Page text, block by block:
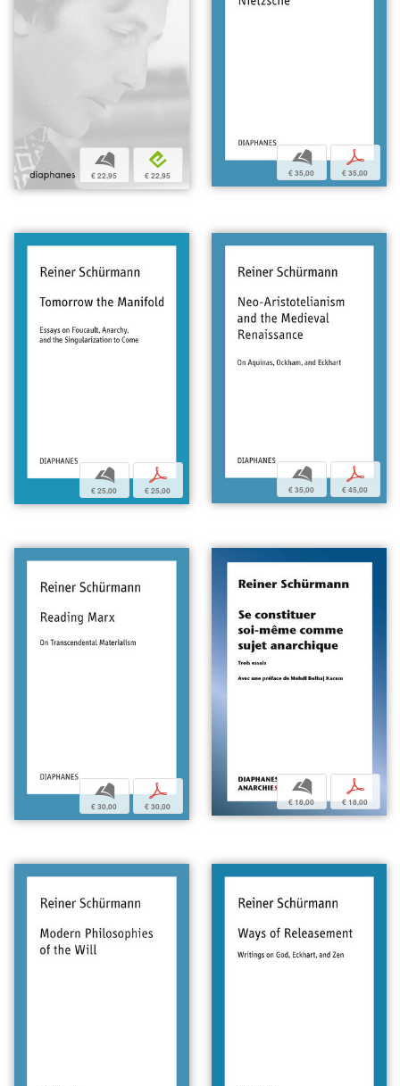
b
€ 22,95
e
€ 22,95
b
€ 35,00
p
€ 35,00
b
€ 25,00
p
€ 25,00
b
€ 35,00
p
€ 45,00
b
€ 30,00
p
€ 30,00
b
€ 18,00
p
€ 18,00